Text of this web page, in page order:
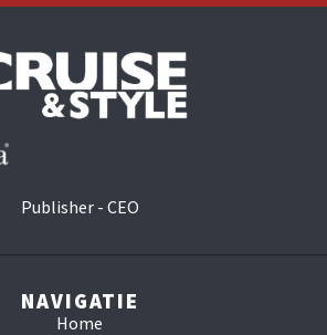
Publisher - CEO
NAVIGATIE
Home